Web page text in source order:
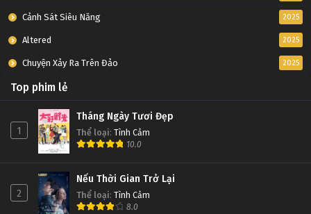
Cảnh Sát Siêu Năng 2025
Altered 2025
Chuyện Xảy Ra Trên Đảo 2025
Top phim lẻ
1
Tháng Ngày Tươi Đẹp
Thể loại: Tình Cảm
10.0
2
Nếu Thời Gian Trở Lại
Thể loại: Tình Cảm
8.0